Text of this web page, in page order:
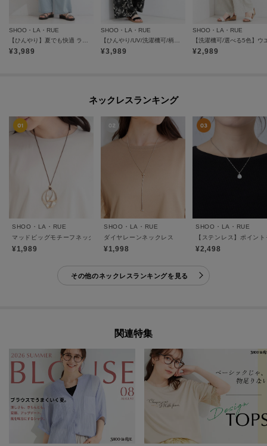
SHOO・LA・RUE
¥3,989
SHOO・LA・RUE
¥3,989
SHOO・LA・RUE
¥2,989
ネックレスランキング
SHOO・LA・RUE
マッドビッグモチーフネックレス
¥1,989
SHOO・LA・RUE
ダイヤレーンネックレス
¥1,998
SHOO・LA・RUE
【ステンレス】ポイン
¥2,498
その他のネックレスランキングを見る
関連特集